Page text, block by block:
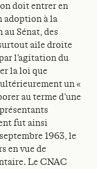
doit entrer en
adoption à la
Sénat, des
aile droite
l’agitation du
la loi que
un «
au terme d’une
fut ainsi
1963, le
en vue de
Le CNAC